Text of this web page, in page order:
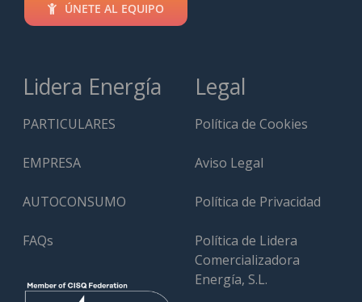
ÚNETE AL EQUIPO
Lidera Energía
PARTICULARES
EMPRESA
AUTOCONSUMO
FAQs
Legal
Política de Cookies
Aviso Legal
Política de Privacidad
Política de Lidera
Comercializadora
Energía, S.L.